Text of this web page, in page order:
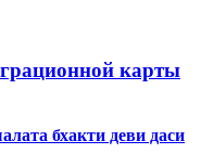
карты
бхакти деви даси